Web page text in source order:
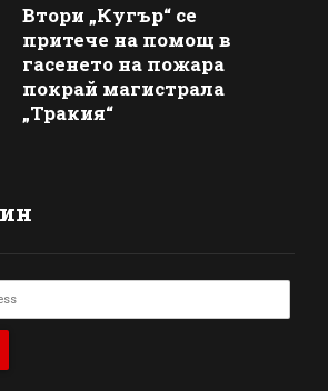
Втори „Кугър“ се
притече на помощ в
гасенето на пожара
покрай магистрала
„Тракия“